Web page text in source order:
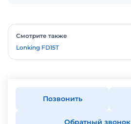
Смотрите также
Lonking FD15T
Позвонить
Обратный звонок